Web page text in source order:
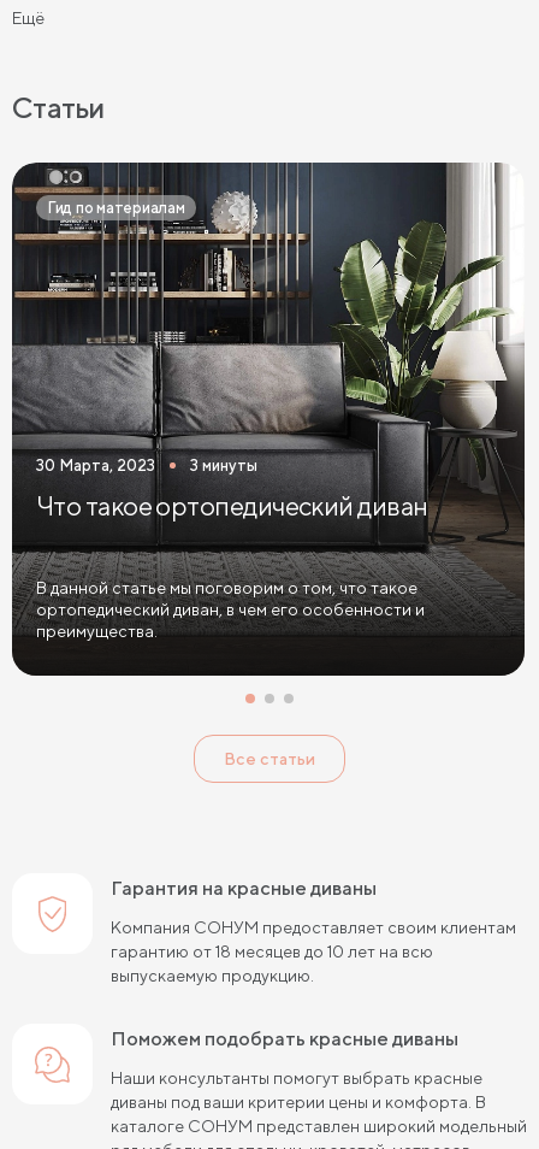
Фиолетовые диваны Оранжевые диваны
Желтые диваны Красные диваны
Диваны шириной 110 см Раскладные диваны
Диваны в скандинавском стиле Диваны в стиле лофт
Белые диваны Бежевые диваны Зеленые диваны
Голубые диваны Выдвижные диваны
Диваны Пантограф Диваны Аккордеон
Диваны в спальню Диваны с подушками
Большие диваны Диваны софа Диваны из велюра
Диваны антикоготь
Ещё
Статьи
Гид по материалам
30 Марта, 2023 3 минуты
Что такое ортопедический диван
В данной статье мы поговорим о том, что такое
ортопедический диван, в чем его особенности и
преимущества.
Все статьи
Гарантия на красные диваны
Компания СОНУМ предоставляет своим клиентам
гарантию от 18 месяцев до 10 лет на всю
выпускаемую продукцию.
Поможем подобрать красные диваны
Наши консультанты помогут выбрать красные
диваны под ваши критерии цены и комфорта. В
каталоге СОНУМ представлен широкий модельный